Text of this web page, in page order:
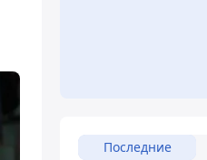
Последние